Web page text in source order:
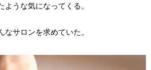
うな気になってくる。
サロンを求めていた。